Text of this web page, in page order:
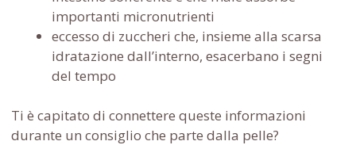
importanti micronutrienti
eccesso di zuccheri che, insieme alla scarsa
idratazione dall’interno, esacerbano i segni
del tempo
Ti è capitato di connettere queste informazioni
durante un consiglio che parte dalla pelle?